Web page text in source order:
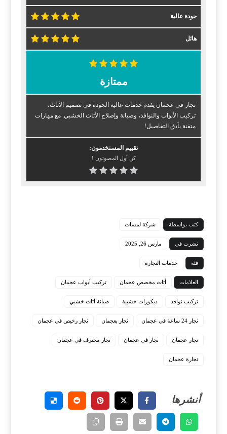
جودة عالية
هائل
ممتازة
نجار في عجمان يقدم خدمات عالية الجودة في تصميم الأثاث،
تركيب الأبواب والنوافذ، وصيانة وإصلاح الأثاث الخشبي. مع مهارات
متقنة بأدق التفاصيل!
تقييم المستخدمون:
كن أول المصوتون !
كتب بواسطة شركة لمسات
نشرت في مارس 26, 2025
فئة خدمات النجارة
العلامات أثاث مخصص عجمان تركيب أبواب عجمان
تركيب نوافذ ديكورات خشبية صيانة أثاث خشبي
نجار 24 ساعة في عجمان نجار بعجمان نجار رخيص في عجمان
نجار عجمان نجار في عجمان نجار محترف في عجمان
نجارة عجمان